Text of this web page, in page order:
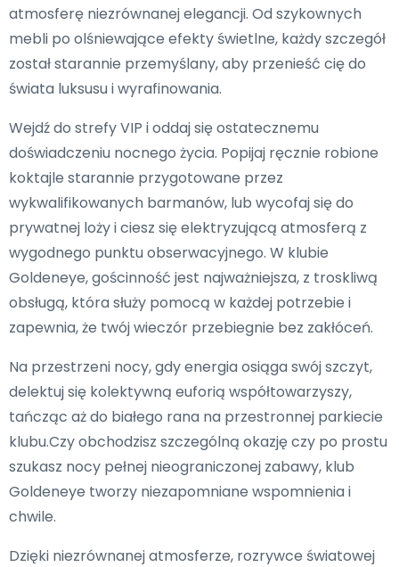
atmosferę niezrównanej elegancji. Od szykownych
mebli po olśniewające efekty świetlne, każdy szczegół
został starannie przemyślany, aby przenieść cię do
świata luksusu i wyrafinowania.
Wejdź do strefy VIP i oddaj się ostatecznemu
doświadczeniu nocnego życia. Popijaj ręcznie robione
koktajle starannie przygotowane przez
wykwalifikowanych barmanów, lub wycofaj się do
prywatnej loży i ciesz się elektryzującą atmosferą z
wygodnego punktu obserwacyjnego. W klubie
Goldeneye, gościnność jest najważniejsza, z troskliwą
obsługą, która służy pomocą w każdej potrzebie i
zapewnia, że twój wieczór przebiegnie bez zakłóceń.
Na przestrzeni nocy, gdy energia osiąga swój szczyt,
delektuj się kolektywną euforią współtowarzyszy,
tańcząc aż do białego rana na przestronnej parkiecie
klubu.Czy obchodzisz szczególną okazję czy po prostu
szukasz nocy pełnej nieograniczonej zabawy, klub
Goldeneye tworzy niezapomniane wspomnienia i
chwile.
Dzięki niezrównanej atmosferze, rozrywce światowej